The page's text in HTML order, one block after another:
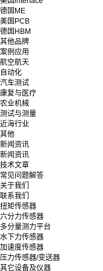
德国ME
美国PCB
德国HBM
其他品牌
案例应用
航空航天
自动化
汽车测试
康复与医疗
农业机械
测试与测量
近海行业
其他
新闻资讯
新闻资讯
技术文章
常见问题解答
关于我们
联系我们
扭矩传感器
六分力传感器
多分量测力平台
水下力传感器
加速度传感器
压力传感器/变送器
其它设备及仪器